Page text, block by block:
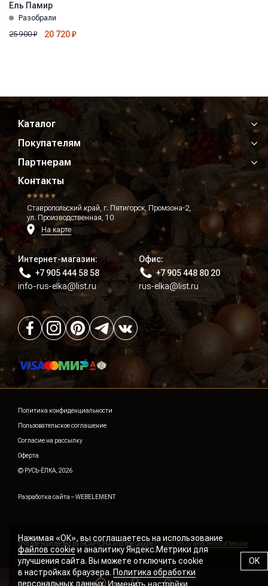
Ель Памир
Разобрали
25 900₽ 20 720₽
Каталог
Покупателям
Партнерам
Контакты
Ставропольский край, г. Пятигорск, Промзона-2,
ул. Производственная, 10
На карте
Интернет-магазин:
+7 905 444 58 58
info-rus-elka@list.ru
Офис:
+7 905 448 80 20
rus-elka@list.ru
Политика конфиденциальности
Пользовательское соглашение
Согласие на рассылку
Оферта
© РУСЬ-ЁЛКА, 2026
Разработка сайта –WEBELEMENT
This site is protected by reCAPTCHA and the Google Privacy Policyand Terms of Service
apply.
Нажимая «ОК», вы соглашаетесь на использование
файлов cookieи аналитику Яндекс.Метрики для
улучшения сайта. Вы можете отключить cookie
в настройках браузера. Политика обработки
персональных данных.Изменить настройки
OK